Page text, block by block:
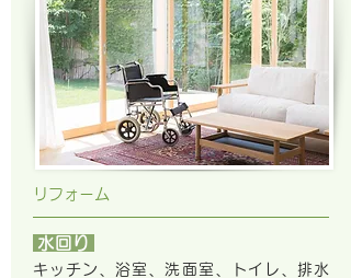
リフォーム
水回り
キッチン、浴室、洗面室、トイレ、排水